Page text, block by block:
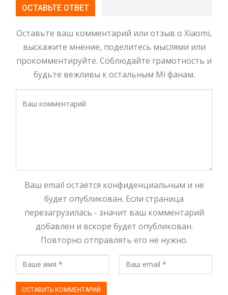
ОСТАВЬТЕ ОТВЕТ
Оставьте ваш комментарий или отзыв о Xiaomi,
выскажите мнение, поделитесь мыслями или
прокомментируйте. Соблюдайте грамотность и
будьте вежливы к остальным Mi фанам.
Ваш email остаётся конфиденциальным и не
будет опубликован. Если страница
перезагрузилась - значит ваш комментарий
добавлен и вскоре будет опубликован.
Повторно отправлять его не нужно.